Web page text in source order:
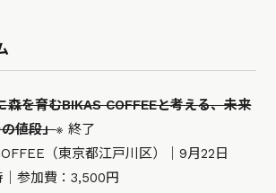
森を育むBIKAS COFFEEと考える、未来
値段」※ 終了
（東京都江戸川区）｜9月22日
｜参加費：3,500円